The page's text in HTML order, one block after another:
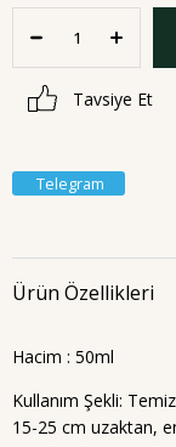
Tavsiye Et
Telegram
Ürün Özellikleri
Hacim : 50ml
Kullanım Şekli:
15-25 cm uzaktan,